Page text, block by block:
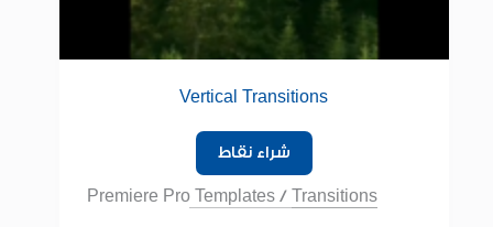
Vertical Transitions
شراء نقاط
Premiere Pro Templates/ Transitions